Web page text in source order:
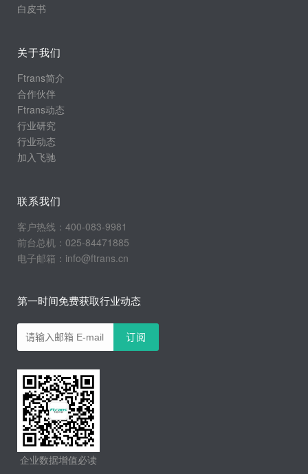
白皮书
关于我们
Ftrans简介
合作伙伴
Ftrans动态
行业研究
行业动态
加入飞驰
联系我们
客户热线：400-083-9981
前台总机：025-84471885
电子邮箱：info@ftrans.cn
第一时间免费获取行业动态
企业数据增值必读